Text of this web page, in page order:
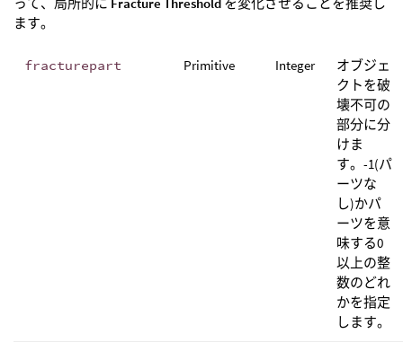
ます。
fracturepart Primitive Integer
オブジェ
クトを破
壊不可の
部分に分
けま
す。-1(パ
ーツな
し)かパ
ーツを意
味する0
以上の整
数のどれ
かを指定
します。